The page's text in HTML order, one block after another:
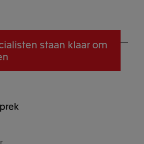
als schriftelijk.
staan klaar om